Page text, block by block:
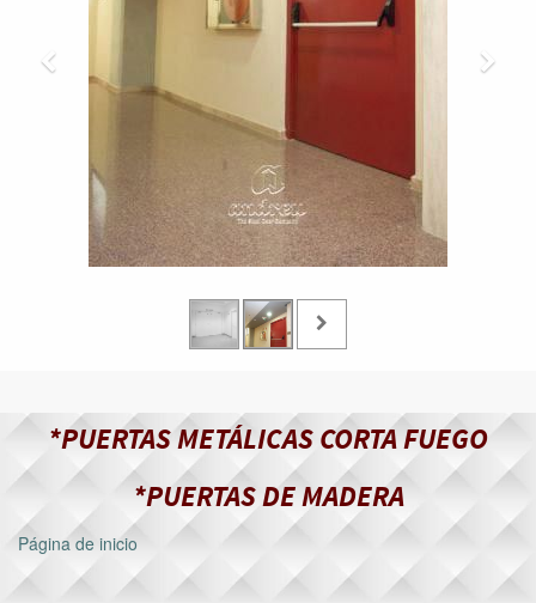
*PUERTAS METÁLICAS CORTA FUEGO
*PUERTAS DE MADERA
Página de inicio